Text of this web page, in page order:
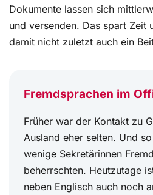
Dokumente lassen sich
und versenden. Das spart Zeit
damit nicht zuletzt auch ein
Fremdsprachen im
Früher war der Kontakt zu
Ausland eher selten. Und
wenige Sekretärinnen
beherrschten. Heutzutage
neben Englisch auch noch